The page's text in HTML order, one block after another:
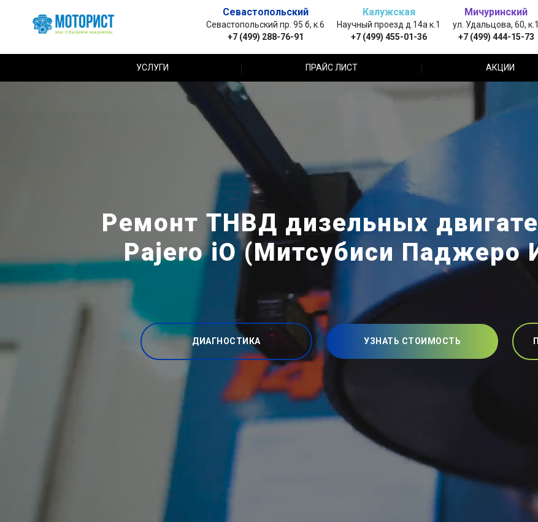
Севастопольский
Севастопольский пр. 95 б, к.6
+7 (499) 288-76-91
Калужская
Научный проезд д.14а к.1
+7 (499) 455-01-36
Мичуринский
ул. Удальцова, 60, к.1
+7 (499) 444-15-73
УСЛУГИ ПРАЙС ЛИСТ АКЦИИ
Ремонт ТНВД дизельных
Pajero iO (Митсубиси Паджеро
ДИАГНОСТИКА УЗНАТЬ СТОИМОСТЬ